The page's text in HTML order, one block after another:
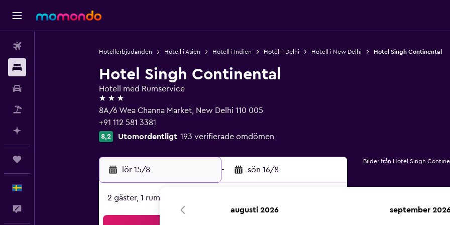
Hotellerbjudanden Hotell i Asien Hotell i Indien Hotell i Delhi Hotell i New Delhi Hotel Singh Continental
Hotel Singh Continental
Hotell med Rumservice
3 stjärnor
8A/6 Wea Channa Market, New Delhi 110 005
+91 112 581 3381
8,2 Utomordentligt 193 verifierade omdömen
lör 15/8 - sön 16/8
2 gäster, 1 rum
Bilder från Hotel Singh
augusti 2026 september